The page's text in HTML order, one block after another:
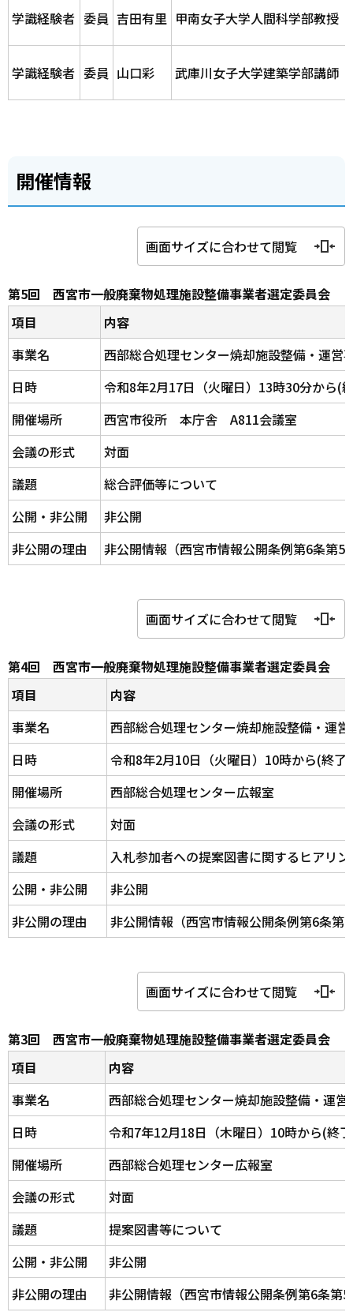
学識経験者 委員 吉田有里 甲南女子大学人間科学部教授
学識経験者 委員 山口彩 武庫川女子大学建築学部講師
開催情報
画面サイズに合わせて閲覧
第5回 西宮市一般廃棄物処理施設整備事業者選定委員会
項目
内容
事業名
西部総合処理センター焼却施設整備・運営
日時
令和8年2月17日（火曜日）13時30分から(
開催場所
西宮市役所 本庁舎 A811会議室
会議の形式
対面
議題
総合評価等について
公開・非公開
非公開
非公開の理由
非公開情報（西宮市情報公開条例第6条第5
画面サイズに合わせて閲覧
第4回 西宮市一般廃棄物処理施設整備事業者選定委員会
項目
内容
事業名
西部総合処理センター焼却施設整備・運
日時
令和8年2月10日（火曜日）10時から(終了
開催場所
西部総合処理センター広報室
会議の形式
対面
議題
入札参加者への提案図書に関するヒアリ
公開・非公開
非公開
非公開の理由
非公開情報（西宮市情報公開条例第6条第
画面サイズに合わせて閲覧
第3回 西宮市一般廃棄物処理施設整備事業者選定委員会
項目
内容
事業名
西部総合処理センター焼却施設整備・運営
日時
令和7年12月18日（木曜日）10時から(終
開催場所
西部総合処理センター広報室
会議の形式
対面
議題
提案図書等について
公開・非公開
非公開
非公開の理由
非公開情報（西宮市情報公開条例第6条第